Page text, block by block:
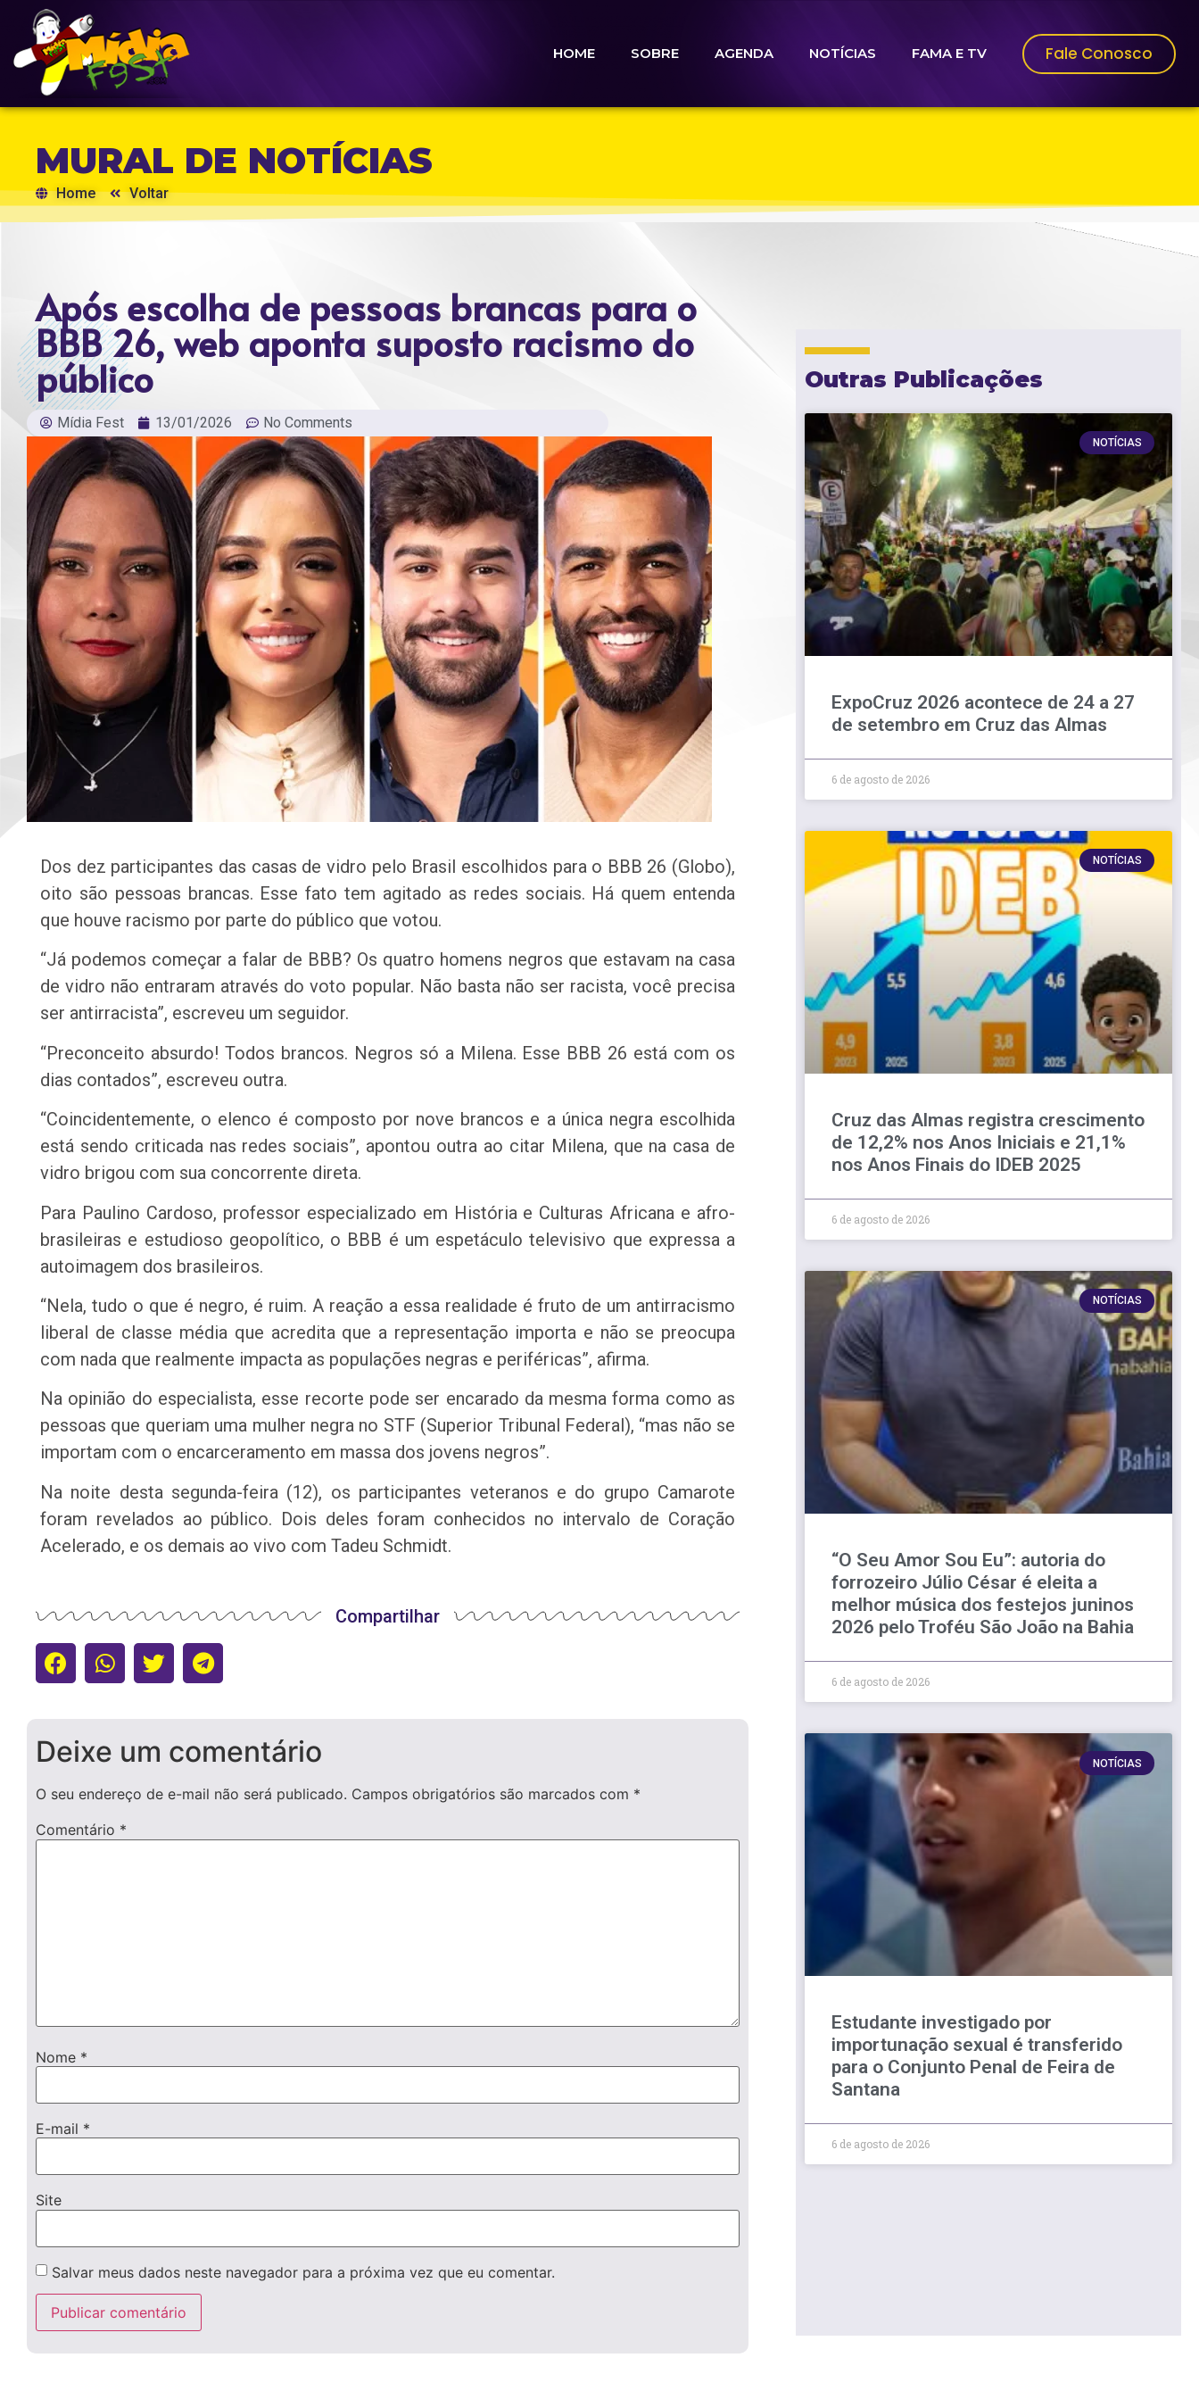
HOME SOBRE AGENDA NOTÍCIAS FAMA E TV Fale Conosco
MURAL DE NOTÍCIAS
Home Voltar
Após escolha de pessoas brancas para o
BBB 26, web aponta suposto racismo do
público
Mídia Fest 13/01/2026 No Comments
Dos dez participantes das casas de vidro pelo Brasil escolhidos para o BBB 26 (Globo),
oito são pessoas brancas. Esse fato tem agitado as redes sociais. Há quem entenda
que houve racismo por parte do público que votou.
“Já podemos começar a falar de BBB? Os quatro homens negros que estavam na casa
de vidro não entraram através do voto popular. Não basta não ser racista, você precisa
ser antirracista”, escreveu um seguidor.
“Preconceito absurdo! Todos brancos. Negros só a Milena. Esse BBB 26 está com os
dias contados”, escreveu outra.
“Coincidentemente, o elenco é composto por nove brancos e a única negra escolhida
está sendo criticada nas redes sociais”, apontou outra ao citar Milena, que na casa de
vidro brigou com sua concorrente direta.
Para Paulino Cardoso, professor especializado em História e Culturas Africana e afro-
brasileiras e estudioso geopolítico, o BBB é um espetáculo televisivo que expressa a
autoimagem dos brasileiros.
“Nela, tudo o que é negro, é ruim. A reação a essa realidade é fruto de um antirracismo
liberal de classe média que acredita que a representação importa e não se preocupa
com nada que realmente impacta as populações negras e periféricas”, afirma.
Na opinião do especialista, esse recorte pode ser encarado da mesma forma como as
pessoas que queriam uma mulher negra no STF (Superior Tribunal Federal), “mas não se
importam com o encarceramento em massa dos jovens negros”.
Na noite desta segunda-feira (12), os participantes veteranos e do grupo Camarote
foram revelados ao público. Dois deles foram conhecidos no intervalo de Coração
Acelerado, e os demais ao vivo com Tadeu Schmidt.
Compartilhar
Deixe um comentário
O seu endereço de e-mail não será publicado. Campos obrigatórios são marcados com *
Comentário *
Nome *
E-mail *
Site
Salvar meus dados neste navegador para a próxima vez que eu comentar.
Outras Publicações
NOTÍCIAS
ExpoCruz 2026 acontece de 24 a 27
de setembro em Cruz das Almas
6 de agosto de 2026
NOTÍCIAS
Cruz das Almas registra crescimento
de 12,2% nos Anos Iniciais e 21,1%
nos Anos Finais do IDEB 2025
6 de agosto de 2026
NOTÍCIAS
“O Seu Amor Sou Eu”: autoria do
forrozeiro Júlio César é eleita a
melhor música dos festejos juninos
2026 pelo Troféu São João na Bahia
6 de agosto de 2026
NOTÍCIAS
Estudante investigado por
importunação sexual é transferido
para o Conjunto Penal de Feira de
Santana
6 de agosto de 2026